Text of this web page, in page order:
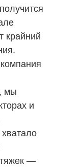
крайний
мы
и
—